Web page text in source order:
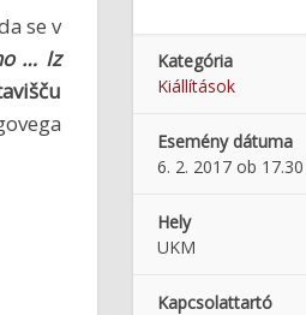
se v
… Iz
Kategória
Kiállítások
Esemény dátuma
6. 2. 2017 ob 17.30
Hely
UKM
Kapcsolattartó